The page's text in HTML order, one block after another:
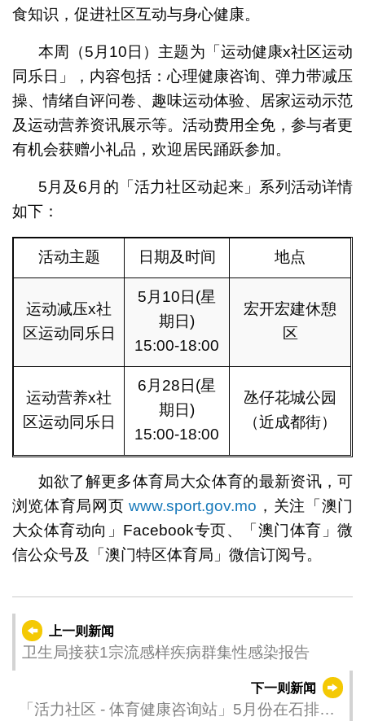
食知识，促进社区互动与身心健康。
本周（5月10日）主题为「运动健康x社区运动
同乐日」，内容包括：心理健康咨询、弹力带减压
操、情绪自评问卷、趣味运动体验、居家运动示范
及运动营养资讯展示等。活动费用全免，参与者更
有机会获赠小礼品，欢迎居民踊跃参加。
5月及6月的「活力社区动起来」系列活动详情
如下：
活动主题 日期及时间 地点
运动减压x社
区运动同乐日
5月10日(星
期日)
15:00-18:00
宏开宏建休憩
区
运动营养x社
区运动同乐日
6月28日(星
期日)
15:00-18:00
氹仔花城公园
（近成都街）
如欲了解更多体育局大众体育的最新资讯，可
浏览体育局网页www.sport.gov.mo ，关注「澳门
大众体育动向」Facebook专页、「澳门体育」微
信公众号及「澳门特区体育局」微信订阅号。
上一则新闻
卫生局接获1宗流感样疾病群集性感染报告
下一则新闻
「活力社区 - 体育健康咨询站」5月份在石排湾